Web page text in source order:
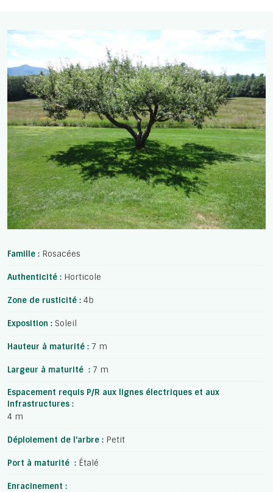
Famille : Rosacées
Authenticité : Horticole
Zone de rusticité : 4b
Exposition : Soleil
Hauteur à maturité : 7 m
Largeur à maturité : 7 m
Espacement requis P/R aux lignes électriques et aux
infrastructures :
4 m
Déploiement de l'arbre : Petit
Port à maturité : Étalé
Enracinement :